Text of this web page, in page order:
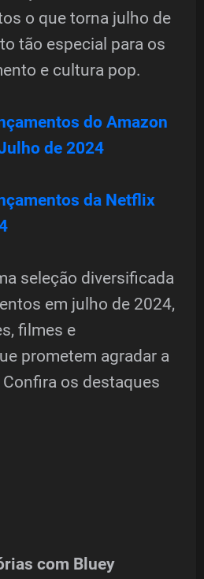
o que torna julho de
tão especial para os
e cultura pop.
do Amazon
de 2024
da Netflix
seleção diversificada
em julho de 2024,
filmes e
prometem agradar a
os destaques
com Bluey